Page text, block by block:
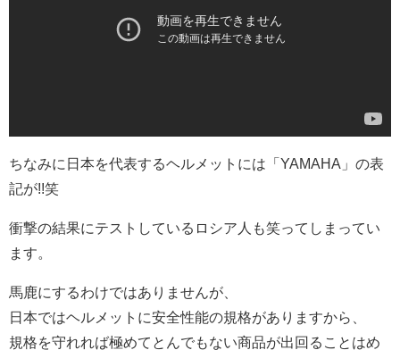
ちなみに日本を代表するヘルメットには「YAMAHA」の表
記が!!笑
衝撃の結果にテストしているロシア人も笑ってしまってい
ます。
馬鹿にするわけではありませんが、
日本ではヘルメットに安全性能の規格がありますから、
規格を守れれば極めてとんでもない商品が出回ることはめ